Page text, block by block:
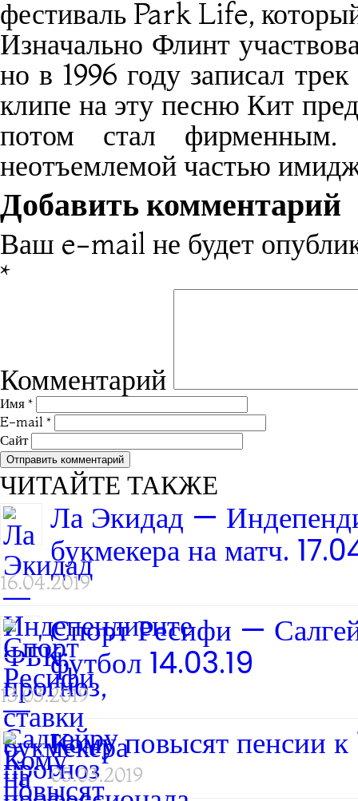
фестиваль Park Life,
Изначально Флинт
но в 1996 году записал
клипе на эту песню Кит
потом стал фирменным.
неотъемлемой частью
Добавить комментарий
Ваш e-mail не будет
*
Комментарий
Имя*
E-mail *
Сайт
ЧИТАЙТЕ ТАКЖЕ
Ла Экидад —
букмекера на матч.
16.04.2019
Спорт Ресифи —
футбол 14.03.19
13.03.2019
Кому повысят пенсии
05.03.2019